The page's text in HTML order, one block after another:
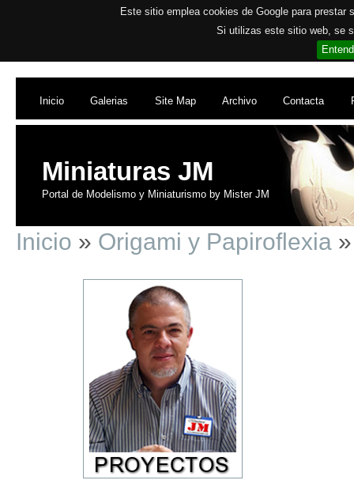
Este sitio emplea cookies de Google para
Si utilizas este sitio web, se
Inicio Galerias Site Map Archivo Contacta
Miniaturas JM
Portal de Modelismo y Miniaturismo by Mister JM
Inicio » Origami y Papiroflexia